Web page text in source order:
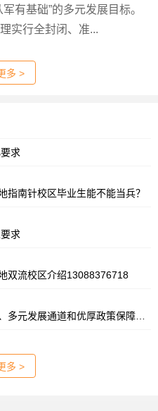
有基础”的多元发展目标。
实行全封闭、准...
多 >
求
指南针校区毕业生能不能当兵？
求
双流校区介绍13088376718
多 >